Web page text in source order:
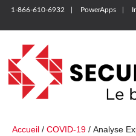
1-866-610-6932 PowerApps
Accueil / COVID-19 / Analyse